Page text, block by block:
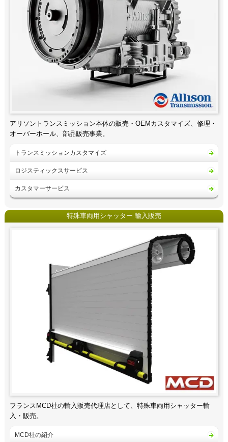
アリソントランスミッション本体の販売・OEMカスタマイズ、修理・
オーバーホール、部品販売事業。
トランスミッションカスタマイズ
ロジスティックスサービス
カスタマーサービス
特殊車両用シャッター 輸入販売
フランスMCD社の輸入販売代理店として、 特殊車両用シャッター輸
入・販売。
MCD社の紹介